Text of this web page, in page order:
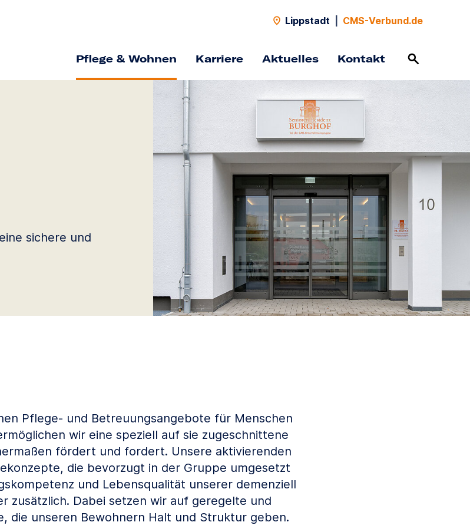
Lippstadt CMS-Verbund.de
Pflege & Wohnen Karriere Aktuelles Kontakt
sichere und
Pflege- und Betreuungsangebote für Menschen
wir eine speziell auf sie zugeschnittene
fördert und fordert. Unsere aktivierenden
die bevorzugt in der Gruppe umgesetzt
und Lebensqualität unserer demenziell
zusätzlich. Dabei setzen wir auf geregelte und
die unseren Bewohnern Halt und Struktur geben.